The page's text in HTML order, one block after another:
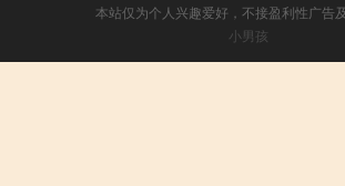
本站仅为个人兴趣爱好，不接盈利性广告
小男孩